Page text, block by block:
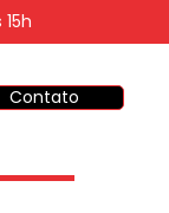
Contato